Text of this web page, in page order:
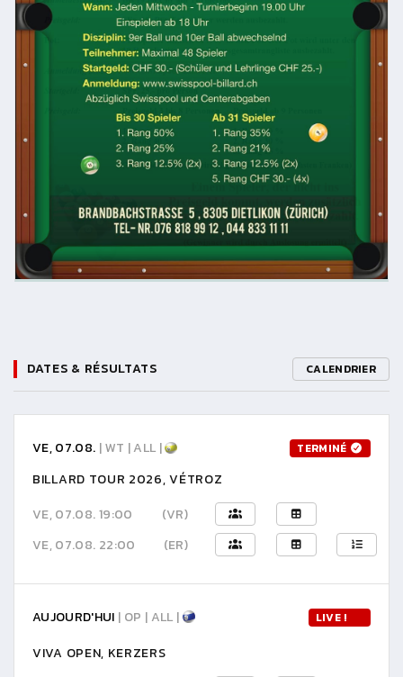
DATES & RÉSULTATS CALENDRIER
VE, 07.08. | WT | ALL | TERMINÉ
BILLARD TOUR 2026, VÉTROZ
VE, 07.08. 19:00
(VR)
VE, 07.08. 22:00
(ER)
AUJOURD'HUI | OP | ALL | LIVE !
VIVA OPEN, KERZERS